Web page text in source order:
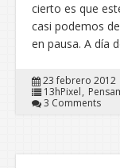
cierto es que
casi podemos
en pausa. A día
23 febrero 2012
13hPixel
3 Comments